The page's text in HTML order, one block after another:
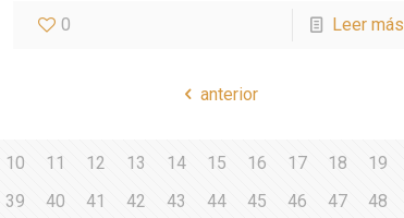
0 Leer más
anterior
10 11 12 13 14 15 16 17 18 19
39 40 41 42 43 44 45 46 47 48